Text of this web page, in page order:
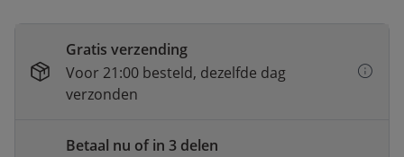
Gratis verzending
Voor 21:00 besteld, dezelfde dag
verzonden
Betaal nu of in 3 delen